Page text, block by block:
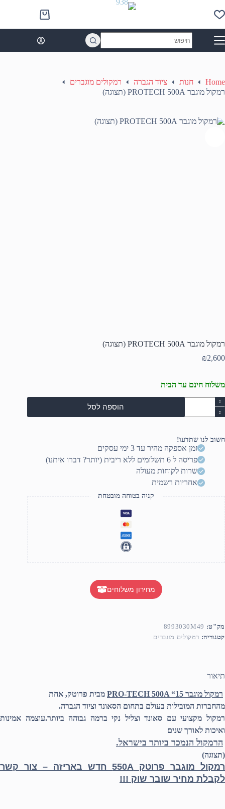
to
content
Shopping
cart
results
Home חנות ציוד הגברה
רמקולים מוגברים
רמקול מוגבר PROTECH 500A (תצוגה)
רמקול מוגבר PROTECH 500A (תצוגה)
₪2,600
משלוח חינם עד הבית
כמות
של
רמקול
PROTECH
500A
(תצוגה)
הוספה לסל
חשוב לנו שתדעו!
זמן אספקה מהיר עד 3 ימי עסקים
פריסה ל 6 תשלומים ללא ריבית (יותר? דברו איתנו)
שרות לקוחות מעולה
אחריות רשמית
קניה בטוחה מובטחת
מחירון משלוחים
מק"ט: 8993030M49
קטגוריה: רמקולים מוגברים
תיאור
רמקול מוגבר PRO-TECH 500A “15
מבית פרוטק, אחת
מהחברות המובילות בעולם בתחום הסאונד וציוד הגברה.
רמקול מקצועי עם סאונד וצליל נקי ברמה גבוהה ביותר.עוצמה אמינות
ואיכות לאורך שנים
הרמקול הנמכר ביותר בישראל.
(תצוגה)
רמקול מוגבר פרוטק 550A חדש באריזה – צור קשר
לקבלת מחיר שובר שוק !!!